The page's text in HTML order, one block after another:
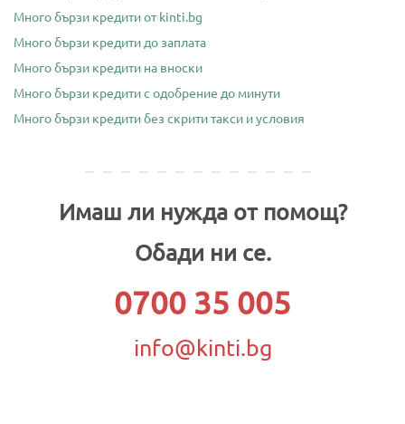
Много бързи кредити от kinti.bg
Много бързи кредити до заплата
Много бързи кредити на вноски
Много бързи кредити с одобрение до минути
Много бързи кредити без скрити такси и условия
Имаш ли нужда от помощ?
Обади ни се.
0700 35 005
info@kinti.bg